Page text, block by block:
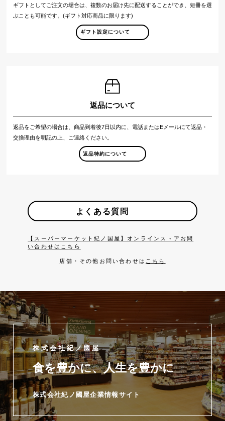
ギフトとしてご注文の場合は、複数のお届け先に配送することができ、短冊を選
ぶことも可能です。(ギフト対応商品に限ります)
ギフト設定について
返品について
返品をご希望の場合は、商品到着後7日以内に、電話またはEメールにて返品・
交換理由を明記の上、ご連絡ください。
返品特約について
よくある質問
【スーパーマーケット紀ノ国屋】オンラインストアお問
い合わせはこちら
店舗・その他お問い合わせは こちら
株式会社紀ノ國屋
食を豊かに、人生を豊かに
株式会社紀ノ國屋企業情報サイト